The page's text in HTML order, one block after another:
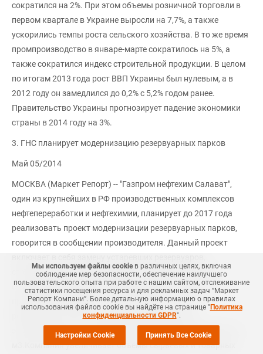
сократился на 2%. При этом объемы розничной торговли в
первом квартале в Украине выросли на 7,7%, а также
ускорились темпы роста сельского хозяйства. В то же время
промпроизводство в январе-марте сократилось на 5%, а
также сократился индекс строительной продукции. В целом
по итогам 2013 года рост ВВП Украины был нулевым, а в
2012 году он замедлился до 0,2% с 5,2% годом ранее.
Правительство Украины прогнозирует падение экономики
страны в 2014 году на 3%.
3. ГНС планирует модернизацию резервуарных парков
Май 05/2014
МОСКВА (Маркет Репорт) -- "Газпром нефтехим Салават",
один из крупнейших в РФ производственных комплексов
нефтепереработки и нефтехимии, планирует до 2017 года
реализовать проект модернизации резервуарных парков,
говорится в сообщении производителя. Данный проект
строительство новых емкостей, а также расширение
существующих парков. В рамках проекта только за
прошлый год введено в эксплуатацию 16 новых
резервуаров. В 2014 году планируется ввести в
эксплуатацию еще 16 резервуаров общим объемом 50 тыс.
м3.Компания увеличивает объёмы сырьевых и товарных
Мы используем файлы cookie в различных целях, включая
соблюдение мер безопасности, обеспечение наилучшего
пользовательского опыта при работе с нашим сайтом, отслеживание
статистики посещения ресурса и для рекламных задач “Маркет
Репорт Компани”. Более детальную информацию о правилах
использования файлов cookie вы найдёте на странице "Политика
конфиденциальности GDPR".
Настройки Cookie Принять Все Cookie